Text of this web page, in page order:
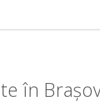
în